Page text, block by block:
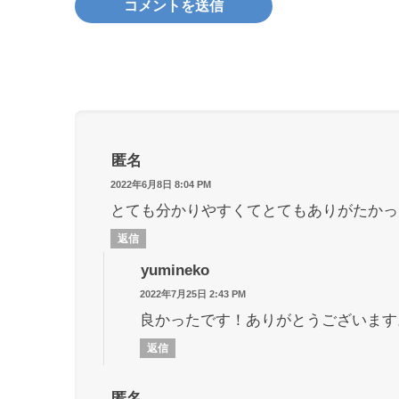
匿名
2022年6月8日 8:04 PM
とても分かりやすくてとてもありがたかっ
返信
yumineko
2022年7月25日 2:43 PM
良かったです！ありがとうございます
返信